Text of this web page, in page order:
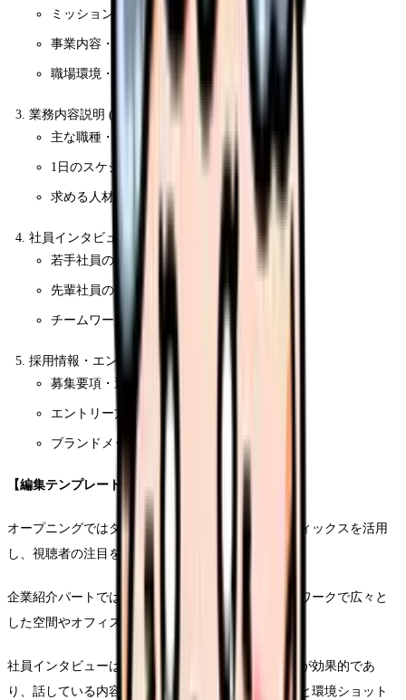
ミッション・ビジョン
事業内容・サービス紹介
職場環境・オフィスツアー
業務内容説明 (1:00-1:40)
主な職種・役割紹介
1日のスケジュール
求める人材像
社員インタビュー (1:40-2:40)
若手社員の声 (入社理由・成長実感)
先輩社員のアドバイス
チームワークやカルチャーの紹介
採用情報・エンディング (2:40-3:00)
募集要項・選考フロー
エントリー方法
ブランドメッセージ
【編集テンプレート】
オープニングではダイナミックなモーショングラフィックスを活用
し、視聴者の注目を集めることが重要です。
企業紹介パートではドローン撮影と安定したカメラワークで広々と
した空間やオフィス環境を印象付けます。
社員インタビューは自然な対話形式でのカット編集が効果的であ
り、話している内容に応じて表情のクローズアップと環境ショット